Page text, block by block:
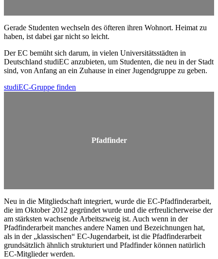
Gerade Studenten wechseln des öfteren ihren Wohnort. Heimat zu
haben, ist dabei gar nicht so leicht.
Der EC bemüht sich darum, in vielen Universitätsstädten in
Deutschland studiEC anzubieten, um Studenten, die neu in der Stadt
sind, von Anfang an ein Zuhause in einer Jugendgruppe zu geben.
studiEC-Gruppe finden
Pfadfinder
Neu in die Mitgliedschaft integriert, wurde die EC-Pfadfinderarbeit,
die im Oktober 2012 gegründet wurde und die erfreulicherweise der
am stärksten wachsende Arbeitszweig ist. Auch wenn in der
Pfadfinderarbeit manches andere Namen und Bezeichnungen hat,
als in der „klassischen“ EC-Jugendarbeit, ist die Pfadfinderarbeit
grundsätzlich ähnlich strukturiert und Pfadfinder können natürlich
EC-Mitglieder werden.